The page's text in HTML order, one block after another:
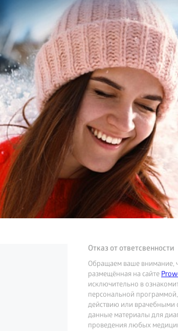
Отказ от ответсвенности
Обращаем ваше внимание,
размещённая на сайте
исключительно в
персональной
действию или врачебными
данные материалы для
проведения любых